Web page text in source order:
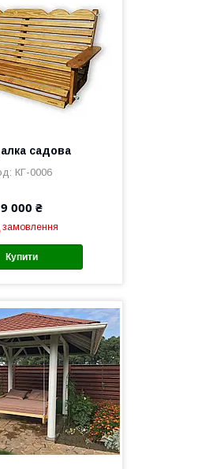
садова
КГ-0006
9 000 ₴
замовлення
Купити